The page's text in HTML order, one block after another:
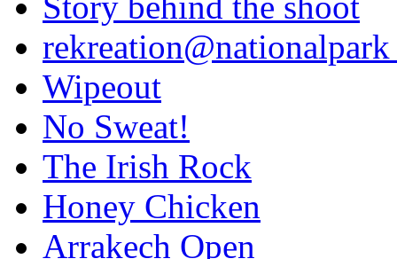
rekreation@nationalpark
Wipeout
No Sweat!
The Irish Rock
Honey Chicken
Arrakech Open